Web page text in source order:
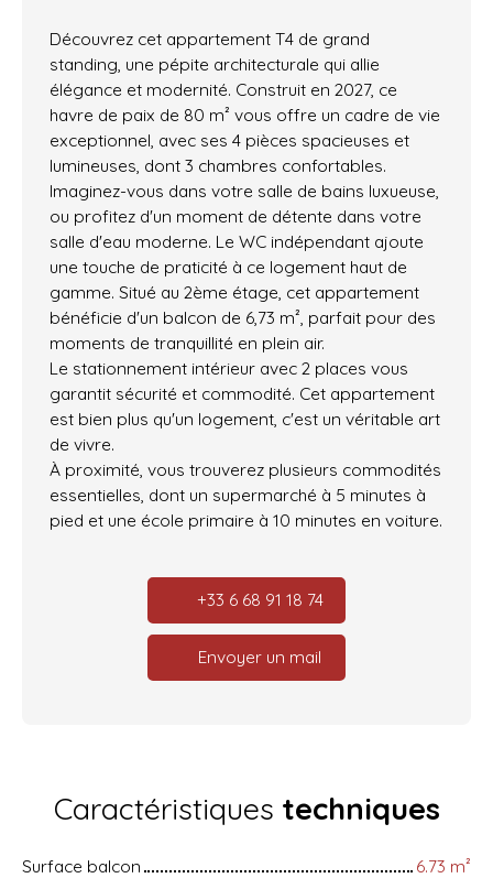
Découvrez cet appartement T4 de grand
standing, une pépite architecturale qui allie
élégance et modernité. Construit en 2027, ce
havre de paix de 80 m² vous offre un cadre de vie
exceptionnel, avec ses 4 pièces spacieuses et
lumineuses, dont 3 chambres confortables.
Imaginez-vous dans votre salle de bains luxueuse,
ou profitez d'un moment de détente dans votre
salle d'eau moderne. Le WC indépendant ajoute
une touche de praticité à ce logement haut de
gamme. Situé au 2ème étage, cet appartement
bénéficie d'un balcon de 6,73 m², parfait pour des
moments de tranquillité en plein air.
Le stationnement intérieur avec 2 places vous
garantit sécurité et commodité. Cet appartement
est bien plus qu'un logement, c'est un véritable art
de vivre.
À proximité, vous trouverez plusieurs commodités
essentielles, dont un supermarché à 5 minutes à
pied et une école primaire à 10 minutes en voiture.
+33 6 68 91 18 74
Envoyer un mail
Caractéristiques techniques
Surface balcon 6.73 m²